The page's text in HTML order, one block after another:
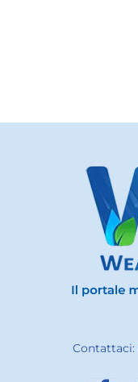
Contattaci: